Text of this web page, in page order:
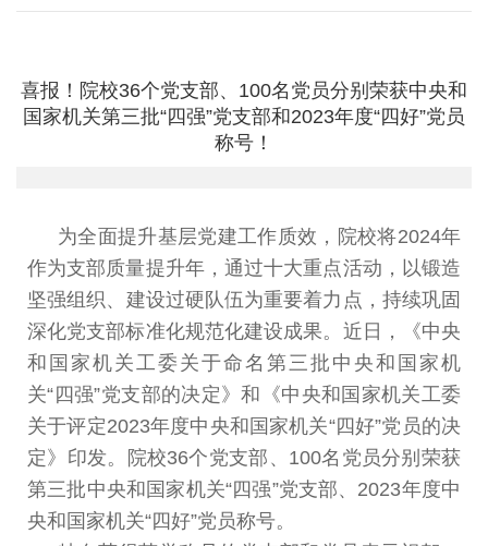
喜报！院校36个党支部、100名党员分别荣获中央和
国家机关第三批“四强”党支部和2023年度“四好”党员
称号！
为全面提升基层党建工作质效，院校将2024年
作为支部质量提升年， 通过十大重点活动 ， 以锻造
坚强组织、 建设过硬队伍为重要着力点 ， 持续巩固
深化党支部标准化规范化建设成果。近日 ，
《中央
和国家机关工委关于命名第三批中 央和国家机
关“ 四强”党支部的决定 》和 《中央和国家机关工委
关于评定2023年度中央和国家机关“四好”党员的决
定 》 印发。 院校36个党支部 、 100名党员分别荣获
第三批中央和国家机关“四强”党支部、 2023年度中
央和国家机关“四好”党员称号。